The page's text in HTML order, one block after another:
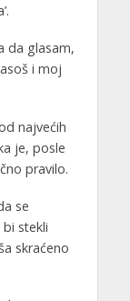
da glasam,
i moj
najvećih
je, posle
pravilo.
se
stekli
skraćeno